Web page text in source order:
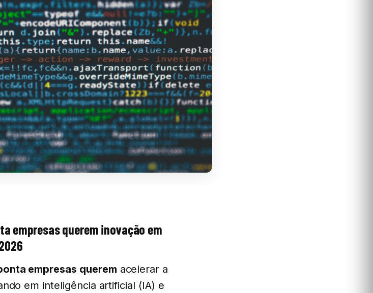
empresas querem inovação em
empresas querem acelerar a
em inteligência artificial (IA) e